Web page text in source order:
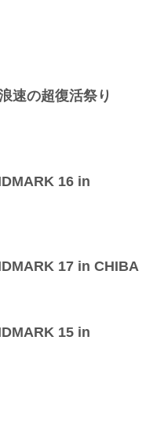
速の超復活祭り
16 in
17 in CHIBA
15 in